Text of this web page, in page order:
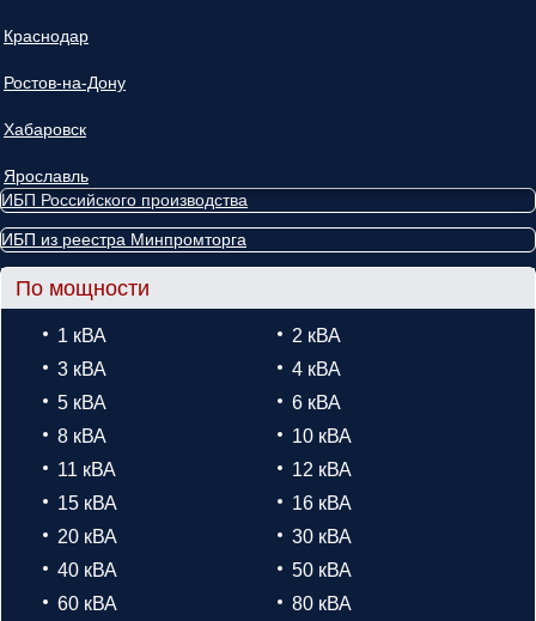
Краснодар
Ростов-на-Дону
Хабаровск
Ярославль
ИБП Российского производства
ИБП из реестра Минпромторга
По мощности
1 кВА
2 кВА
3 кВА
4 кВА
5 кВА
6 кВА
8 кВА
10 кВА
11 кВА
12 кВА
15 кВА
16 кВА
20 кВА
30 кВА
40 кВА
50 кВА
60 кВА
80 кВА